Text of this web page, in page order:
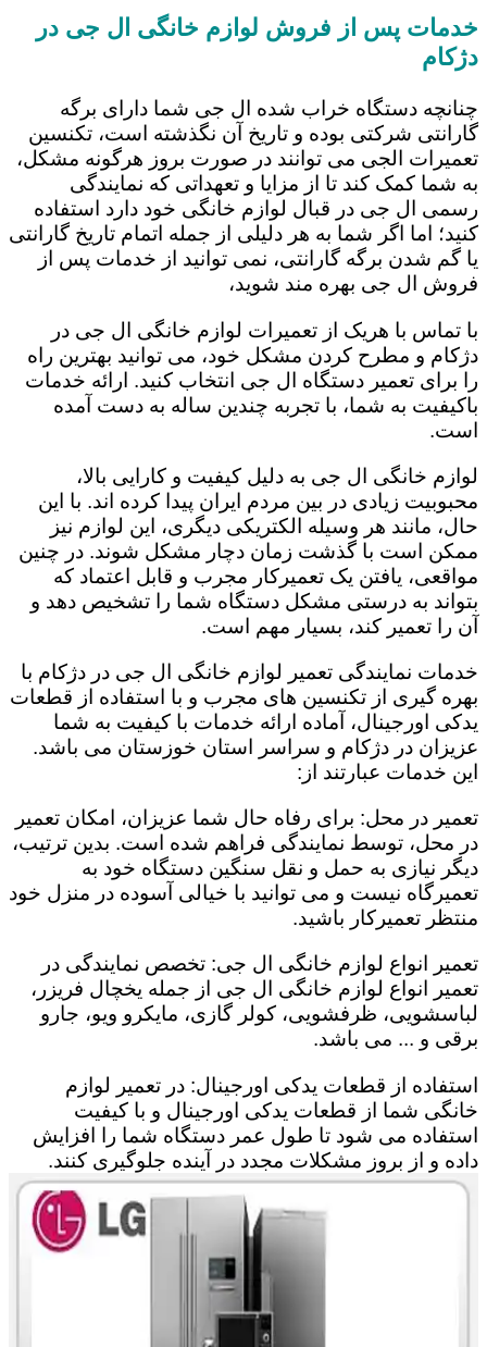
خدمات پس از فروش لوازم خانگی ال جی در
دژکام
چنانچه دستگاه خراب شده ال جی شما دارای برگه
گارانتی شرکتی بوده و تاریخ آن نگذشته است، تکنسین
تعمیرات الجی می توانند در صورت بروز هرگونه مشکل،
به شما کمک کند تا از مزایا و تعهداتی که نمایندگی
رسمی ال جی در قبال لوازم خانگی خود دارد استفاده
کنید؛ اما اگر شما به هر دلیلی از جمله اتمام تاریخ گارانتی
یا گم شدن برگه گارانتی، نمی توانید از خدمات پس از
فروش ال جی بهره مند شوید،
با تماس با هریک از تعمیرات لوازم خانگی ال جی در
دژکام و مطرح کردن مشکل خود، می توانید بهترین راه
را برای تعمیر دستگاه ال جی انتخاب کنید. ارائه خدمات
باکیفیت به شما، با تجربه چندین ساله به دست آمده
است.
لوازم خانگی ال جی به دلیل کیفیت و کارایی بالا،
محبوبیت زیادی در بین مردم ایران پیدا کرده اند. با این
حال، مانند هر وسیله الکتریکی دیگری، این لوازم نیز
ممکن است با گذشت زمان دچار مشکل شوند. در چنین
مواقعی، یافتن یک تعمیرکار مجرب و قابل اعتماد که
بتواند به درستی مشکل دستگاه شما را تشخیص دهد و
آن را تعمیر کند، بسیار مهم است.
خدمات نمایندگی تعمیر لوازم خانگی ال جی در دژکام با
بهره گیری از تکنسین های مجرب و با استفاده از قطعات
یدکی اورجینال، آماده ارائه خدمات با کیفیت به شما
عزیزان در دژکام و سراسر استان خوزستان می باشد.
این خدمات عبارتند از:
تعمیر در محل: برای رفاه حال شما عزیزان، امکان تعمیر
در محل، توسط نمایندگی فراهم شده است. بدین ترتیب،
دیگر نیازی به حمل و نقل سنگین دستگاه خود به
تعمیرگاه نیست و می توانید با خیالی آسوده در منزل خود
منتظر تعمیرکار باشید.
تعمیر انواع لوازم خانگی ال جی: تخصص نمایندگی در
تعمیر انواع لوازم خانگی ال جی از جمله یخچال فریزر،
لباسشویی، ظرفشویی، کولر گازی، مایکرو ویو، جارو
برقی و ... می باشد.
استفاده از قطعات یدکی اورجینال: در تعمیر لوازم
خانگی شما از قطعات یدکی اورجینال و با کیفیت
استفاده می شود تا طول عمر دستگاه شما را افزایش
داده و از بروز مشکلات مجدد در آینده جلوگیری کنند.